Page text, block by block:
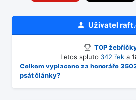
Uživatel
TOP
Letos spluto 342 řeka
Celkem vyplaceno za honoráře
psát články?